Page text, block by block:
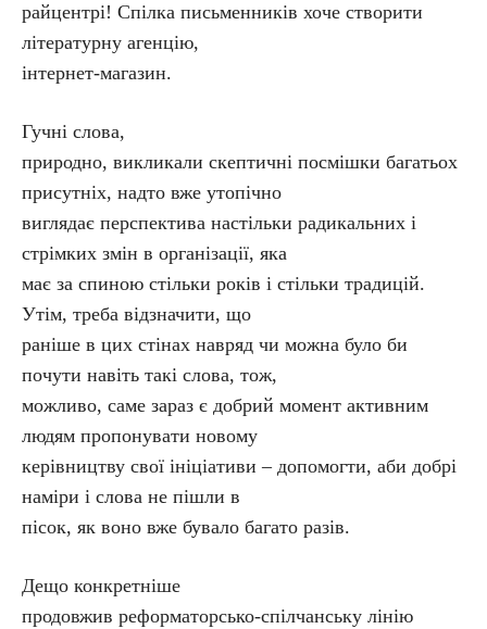
райцентрі! Спілка письменників хоче створити
літературну агенцію,
інтернет-магазин.
Гучні слова,
природно, викликали скептичні посмішки багатьох
присутніх, надто вже утопічно
виглядає перспектива настільки радикальних і
стрімких змін в організації, яка
має за спиною стільки років і стільки традицій.
Утім, треба відзначити, що
раніше в цих стінах навряд чи можна було би
почути навіть такі слова, тож,
можливо, саме зараз є добрий момент активним
людям пропонувати новому
керівництву свої ініціативи – допомогти, аби добрі
наміри і слова не пішли в
пісок, як воно вже бувало багато разів.
Дещо конкретніше
продовжив реформаторсько-спілчанську лінію